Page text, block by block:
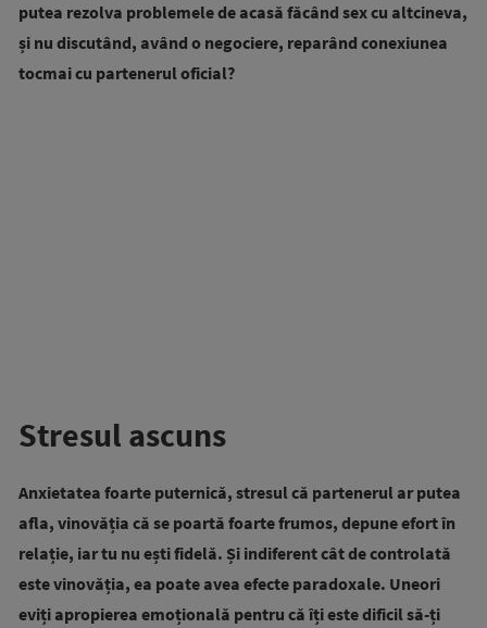
putea rezolva problemele de acasă făcând sex cu altcineva,
și nu discutând, având o negociere, reparând conexiunea
tocmai cu partenerul oficial?
Stresul ascuns
Anxietatea foarte puternică, stresul că partenerul ar putea
afla, vinovăția că se poartă foarte frumos, depune efort în
relație, iar tu nu ești fidelă. Și indiferent cât de controlată
este vinovăția, ea poate avea efecte paradoxale. Uneori
eviți apropierea emoțională pentru că îți este dificil să-ți